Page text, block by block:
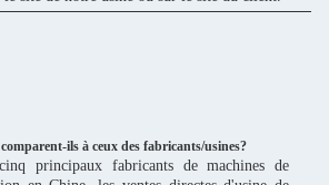
ils à ceux des fabricants/usines?
principaux fabricants de machines de